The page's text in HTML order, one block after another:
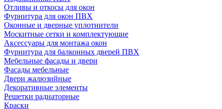
Отливы и откосы для окон
Фурнитура для окон ПВХ
Оконные и дверные уплотнители
Москитные сетки и комплектующие
Аксессуары для монтажа окон
Фурнитура для балконных дверей ПВХ
Мебельные фасады и двери
Фасады мебельные
Двери жалюзийные
Декоративные элементы
Решетки радиаторные
Краски